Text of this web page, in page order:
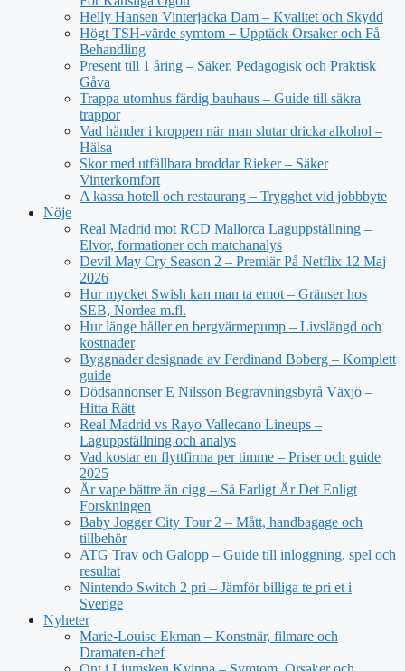
Helly Hansen Vinterjacka Dam – Kvalitet och Skydd
Högt TSH-värde symtom – Upptäck Orsaker och Få
Behandling
Present till 1 åring – Säker, Pedagogisk och Praktisk
Gåva
Trappa utomhus färdig bauhaus – Guide till säkra
trappor
Vad händer i kroppen när man slutar dricka alkohol –
Hälsa
Skor med utfällbara broddar Rieker – Säker
Vinterkomfort
A kassa hotell och restaurang – Trygghet vid jobbbyte
Nöje
Real Madrid mot RCD Mallorca Laguppställning –
Elvor, formationer och matchanalys
Devil May Cry Season 2 – Premiär På Netflix 12 Maj
2026
Hur mycket Swish kan man ta emot – Gränser hos
SEB, Nordea m.fl.
Hur länge håller en bergvärmepump – Livslängd och
kostnader
Byggnader designade av Ferdinand Boberg – Komplett
guide
Dödsannonser E Nilsson Begravningsbyrå Växjö –
Hitta Rätt
Real Madrid vs Rayo Vallecano Lineups –
Laguppställning och analys
Vad kostar en flyttfirma per timme – Priser och guide
2025
Är vape bättre än cigg – Så Farligt Är Det Enligt
Forskningen
Baby Jogger City Tour 2 – Mått, handbagage och
tillbehör
ATG Trav och Galopp – Guide till inloggning, spel och
resultat
Nintendo Switch 2 pri – Jämför billiga te pri et i
Sverige
Nyheter
Marie-Louise Ekman – Konstnär, filmare och
Dramaten-chef